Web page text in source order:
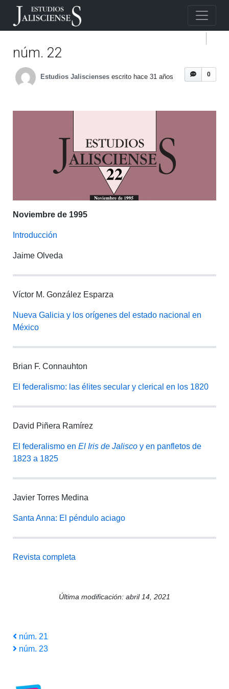
núm. 22
0
Estudios Jaliscienses escrito hace 31 años
Noviembre de 1995
Introducción
Jaime Olveda
Víctor M. González Esparza
Nueva Galicia y los orígenes del estado nacional en
México
Brian F. Connauhton
El federalismo: las élites secular y clerical en los 1820
David Piñera Ramírez
El federalismo en El Iris de Jalisco y en panfletos de
1823 a 1825
Javier Torres Medina
Santa Anna: El péndulo aciago
Revista completa
Última modificación: abril 14, 2021
Navegación
entradas
Entrada
anterior
núm. 21
Siguiente
núm. 23